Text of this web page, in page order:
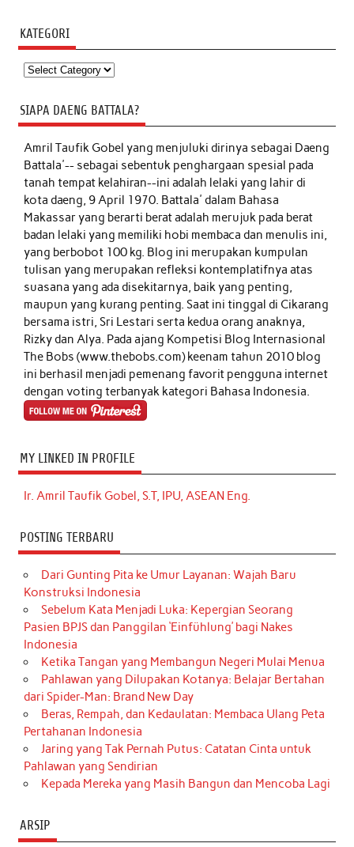
KATEGORI
Kategori
SIAPA DAENG BATTALA?
Amril Taufik Gobelyang menjuluki dirinya sebagai Daeng
Battala'-- sebagai sebentuk penghargaan spesial pada
tanah tempat kelahiran--ini adalah lelaki yang lahir di
kota daeng, 9 April 1970. Battala' dalam Bahasa
Makassar yang berarti berat adalah merujuk pada berat
badan lelaki yang memiliki hobi membaca dan menulis ini,
yang berbobot 100 kg. Blog ini merupakan kumpulan
tulisan yang merupakan refleksi kontemplatifnya atas
suasana yang ada disekitarnya, baik yang penting,
maupun yang kurang penting. Saat ini tinggal di Cikarang
bersama istri, Sri Lestari serta kedua orang anaknya,
Rizky dan Alya. Pada ajang Kompetisi Blog Internasional
The Bobs (www.thebobs.com) keenam tahun 2010 blog
ini berhasil menjadi pemenang favorit pengguna internet
dengan voting terbanyak kategori Bahasa Indonesia.
MY LINKED IN PROFILE
Ir. Amril Taufik Gobel, S.T, IPU, ASEAN Eng.
POSTING TERBARU
Dari Gunting Pita ke Umur Layanan: Wajah Baru
Konstruksi Indonesia
Sebelum Kata Menjadi Luka: Kepergian Seorang
Pasien BPJS dan Panggilan ‘Einfühlung’ bagi Nakes
Indonesia
Ketika Tangan yang Membangun Negeri Mulai Menua
Pahlawan yang Dilupakan Kotanya: Belajar Bertahan
dari Spider-Man: Brand New Day
Beras, Rempah, dan Kedaulatan: Membaca Ulang Peta
Pertahanan Indonesia
Jaring yang Tak Pernah Putus: Catatan Cinta untuk
Pahlawan yang Sendirian
Kepada Mereka yang Masih Bangun dan Mencoba Lagi
ARSIP